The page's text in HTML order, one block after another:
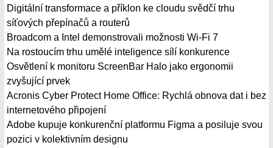
Digitální transformace a příklon ke cloudu svědčí trhu
síťových přepínačů a routerů
Broadcom a Intel demonstrovali možnosti Wi-Fi 7
Na rostoucím trhu umělé inteligence sílí konkurence
Osvětlení k monitoru ScreenBar Halo jako ergonomii
zvyšující prvek
Acronis Cyber Protect Home Office: Rychlá obnova dat i bez
internetového připojení
Adobe kupuje konkurenční platformu Figma a posiluje svou
pozici v kolektivním designu